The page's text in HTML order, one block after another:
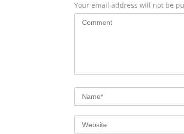
Your email address will not be